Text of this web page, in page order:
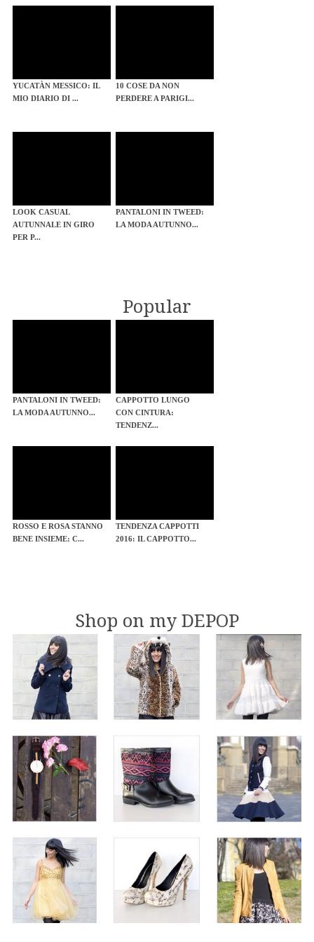
YUCATÀN MESSICO: IL
MIO DIARIO DI ...
10 COSE DA NON
PERDERE A PARIGI...
LOOK CASUAL
AUTUNNALE IN GIRO
PER P...
PANTALONI IN TWEED:
LA MODA AUTUNNO...
Popular
PANTALONI IN TWEED:
LA MODA AUTUNNO...
CAPPOTTO LUNGO
CON CINTURA:
TENDENZ...
ROSSO E ROSA STANNO
BENE INSIEME: C...
TENDENZA CAPPOTTI
2016: IL CAPPOTTO...
Shop on my DEPOP